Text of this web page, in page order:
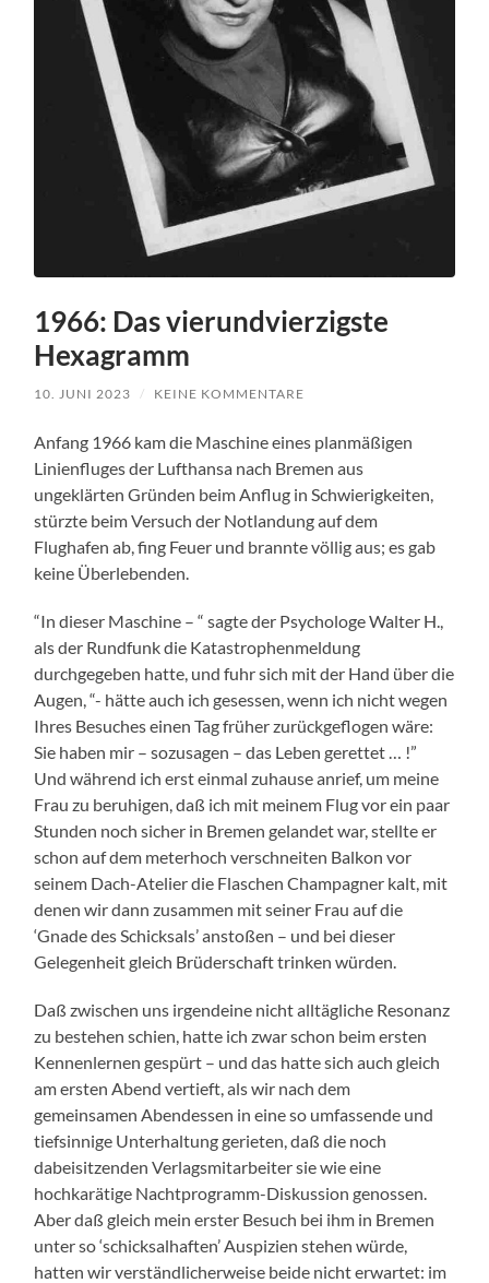
1966: Das vierundvierzigste
Hexagramm
10. JUNI 2023 / KEINE KOMMENTARE
Anfang 1966 kam die Maschine eines planmäßigen
Linienfluges der Lufthansa nach Bremen aus
ungeklärten Gründen beim Anflug in Schwierigkeiten,
stürzte beim Versuch der Notlandung auf dem
Flughafen ab, fing Feuer und brannte völlig aus; es gab
keine Überlebenden.
“In dieser Maschine – “ sagte der Psychologe Walter H.,
als der Rundfunk die Katastrophenmeldung
durchgegeben hatte, und fuhr sich mit der Hand über die
Augen, “- hätte auch ich gesessen, wenn ich nicht wegen
Ihres Besuches einen Tag früher zurückgeflogen wäre:
Sie haben mir – sozusagen – das Leben gerettet … !”
Und während ich erst einmal zuhause anrief, um meine
Frau zu beruhigen, daß ich mit meinem Flug vor ein paar
Stunden noch sicher in Bremen gelandet war, stellte er
schon auf dem meterhoch verschneiten Balkon vor
seinem Dach-Atelier die Flaschen Champagner kalt, mit
denen wir dann zusammen mit seiner Frau auf die
‘Gnade des Schicksals’ anstoßen – und bei dieser
Gelegenheit gleich Brüderschaft trinken würden.
Daß zwischen uns irgendeine nicht alltägliche Resonanz
zu bestehen schien, hatte ich zwar schon beim ersten
Kennenlernen gespürt – und das hatte sich auch gleich
am ersten Abend vertieft, als wir nach dem
gemeinsamen Abendessen in eine so umfassende und
tiefsinnige Unterhaltung gerieten, daß die noch
dabeisitzenden Verlagsmitarbeiter sie wie eine
hochkarätige Nachtprogramm-Diskussion genossen.
Aber daß gleich mein erster Besuch bei ihm in Bremen
unter so ‘schicksalhaften’ Auspizien stehen würde,
hatten wir verständlicherweise beide nicht erwartet: im